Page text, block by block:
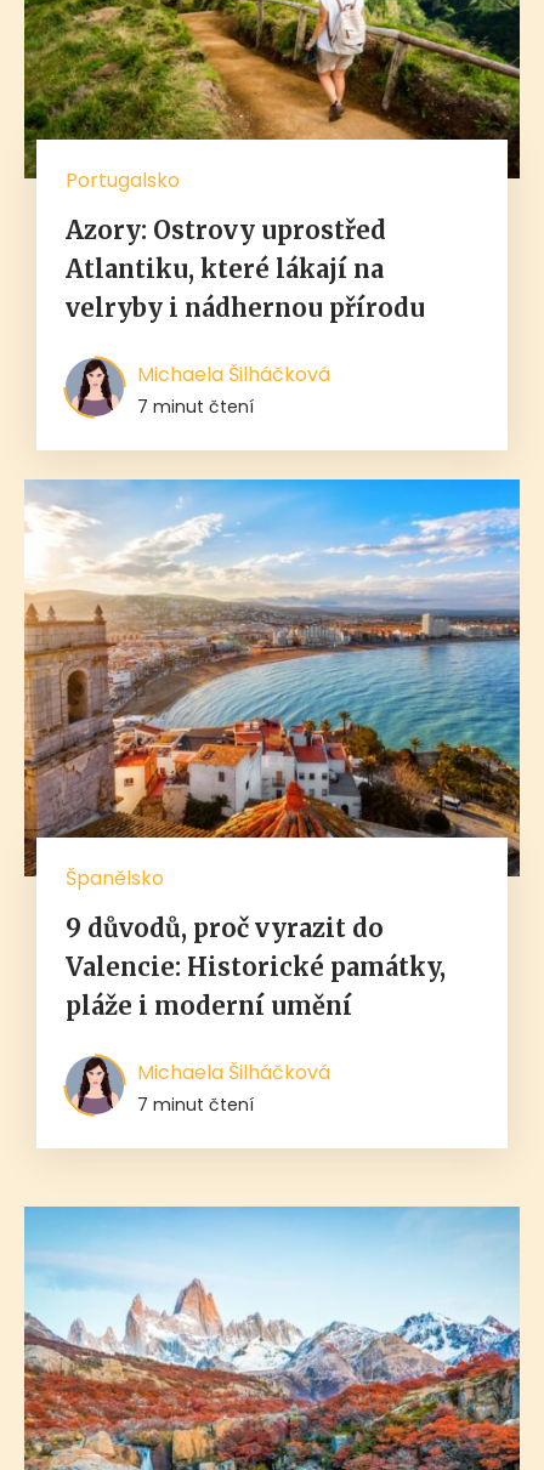
Portugalsko
Azory: Ostrovy uprostřed
Atlantiku, které lákají na
velryby i nádhernou přírodu
Michaela Šilháčková
7 minut čtení
Španělsko
9 důvodů, proč vyrazit do
Valencie: Historické památky,
pláže i moderní umění
Michaela Šilháčková
7 minut čtení